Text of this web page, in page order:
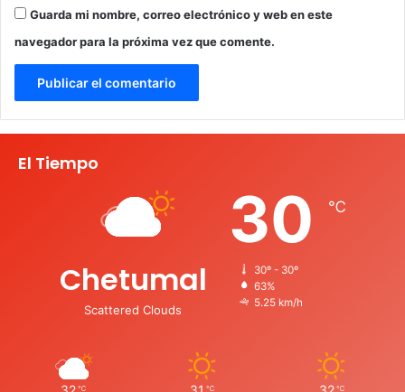
Guarda mi nombre, correo electrónico y web en este
navegador para la próxima vez que comente.
El Tiempo
Chetumal
Scattered Clouds
30 ℃
30º - 30º
63%
5.25 km/h
℃ ℃ ℃